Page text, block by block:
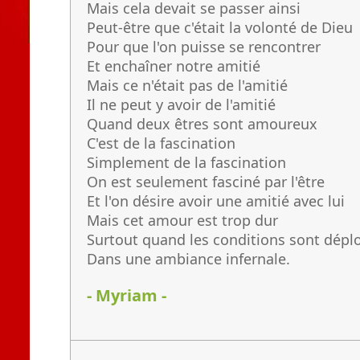
Mais cela devait se passer ainsi
Peut-être que c'était la volonté de Dieu
Pour que l'on puisse se rencontrer
Et enchaîner notre amitié
Mais ce n'était pas de l'amitié
Il ne peut y avoir de l'amitié
Quand deux êtres sont amoureux
C'est de la fascination
Simplement de la fascination
On est seulement fasciné par l'être
Et l'on désire avoir une amitié avec lui
Mais cet amour est trop dur
Surtout quand les conditions sont
Dans une ambiance infernale.
- Myriam -